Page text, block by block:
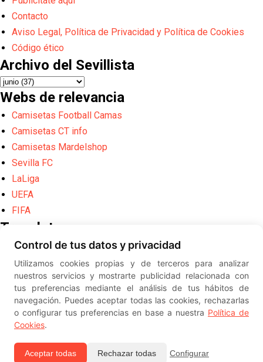
Contacto
Aviso Legal, Política de Privacidad y Política de Cookies
Código ético
Archivo del Sevillista
Webs de relevancia
Camisetas Football Camas
Camisetas CT info
Camisetas Mardelshop
Sevilla FC
LaLiga
UEFA
FIFA
Translate
Powered by
Translate
Diseño web creado por Erick
© ElSevillista.es - Información sobre
el Sevilla FC, Sevilla Atlético, Sevilla Femenino y su Cantera
-- --
Control de tus datos y privacidad
Utilizamos cookies propias y de terceros para analizar
nuestros servicios y mostrarte publicidad relacionada con
tus preferencias mediante el análisis de tus hábitos de
navegación. Puedes aceptar todas las cookies, rechazarlas
o configurar tus preferencias en base a nuestra Política de
Cookies.
Aceptar todas Rechazar todas Configurar
2026